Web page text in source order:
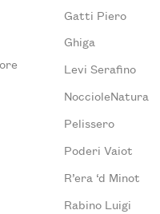
Gatti Piero
Ghiga
Levi Serafino
NoccioleNatura
Pelissero
Poderi Vaiot
R’era ‘d Minot
Rabino Luigi